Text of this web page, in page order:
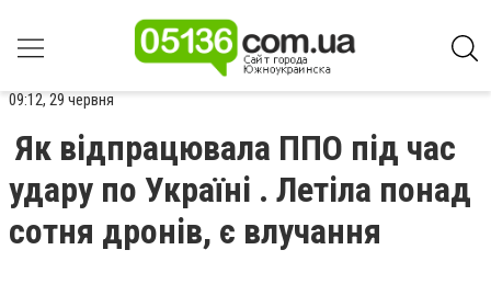
09:12, 29 червня
Як відпрацювала ППО під час
удару по Україні . Летіла понад
сотня дронів, є влучання